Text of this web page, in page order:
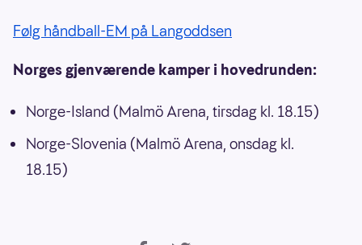
Følg håndball-EM på Langoddsen
Norges gjenværende kamper i hovedrunden:
Norge-Island (Malmö Arena, tirsdag kl. 18.15)
Norge-Slovenia (Malmö Arena, onsdag kl.
18.15)